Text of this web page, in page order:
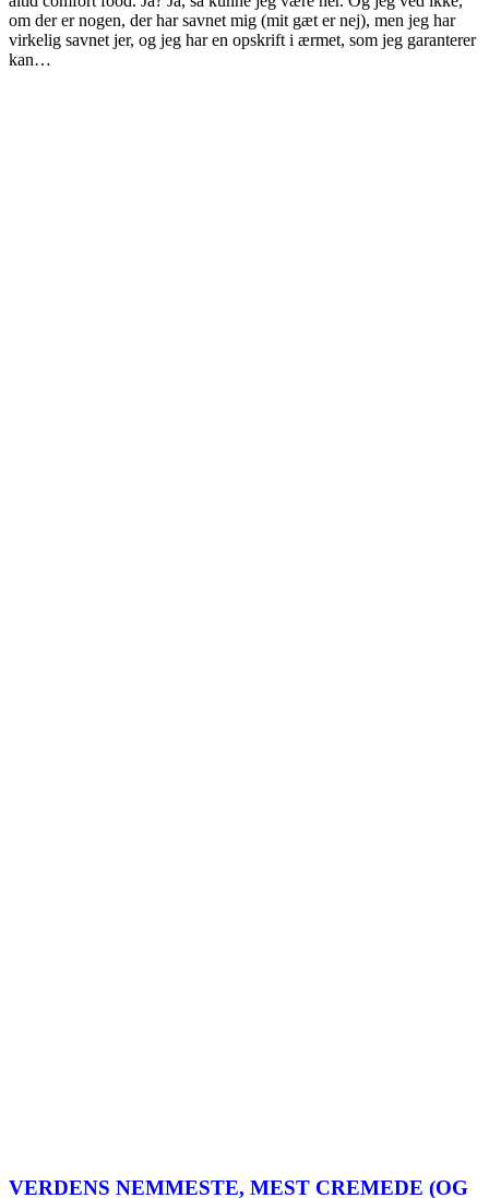
om der er nogen, der har savnet mig (mit gæt er nej), men jeg har
virkelig savnet jer, og jeg har en opskrift i ærmet, som jeg garanterer
kan…
VERDENS NEMMESTE, MEST CREMEDE (OG